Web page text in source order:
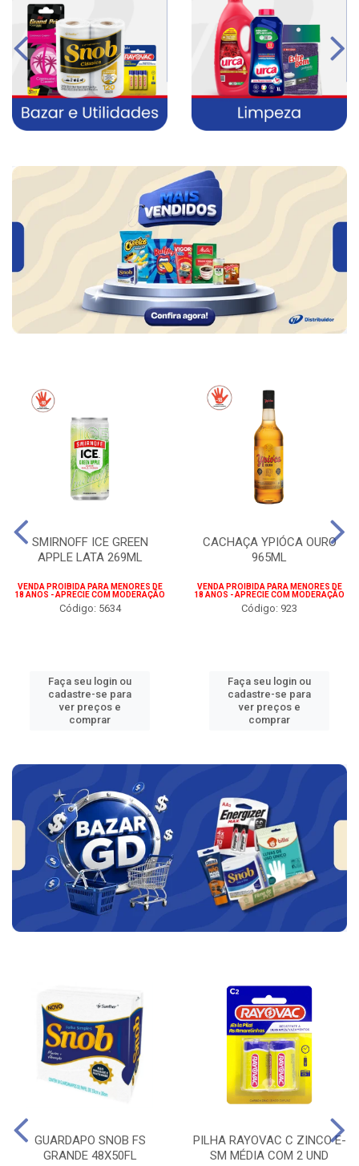
SMIRNOFF ICE GREEN
APPLE LATA 269ML
VENDA PROIBIDA PARA MENORES DE
18 ANOS - APRECIE COM MODERAÇÃO
Código: 5634
Faça seu login ou
cadastre-se para
ver preços e
comprar
CACHAÇA YPIÓCA OURO
965ML
VENDA PROIBIDA PARA MENORES DE
18 ANOS - APRECIE COM MODERAÇÃO
Código: 923
Faça seu login ou
cadastre-se para
ver preços e
comprar
GUARDAPO SNOB FS
GRANDE 48X50FL
PILHA RAYOVAC C ZINCO E-
SM MÉDIA COM 2 UND